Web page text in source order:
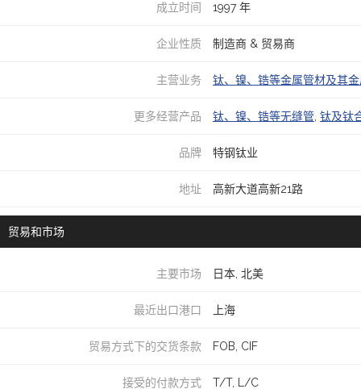
成立时间 1997 年
企业性质 制造商 & 贸易商
主营业务 钛、镍、锆等金属管材及其
更多经营产品 钛、镍、锆等无缝管 钛及钛
品牌 特钢钛业
地址 高新大道高新21路
贸易和市场
主要市场 日本, 北美
最近出口港口 上海
贸易方式下的交货条款 FOB, CIF
接受的付款方式 T/T, L/C